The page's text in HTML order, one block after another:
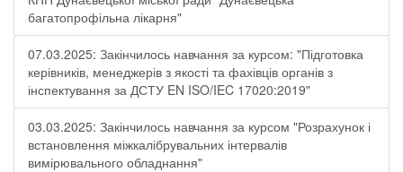
багатопрофільна лікарня"
07.03.2025: Закінчилось навчання за курсом: "Підготовка
керівників, менеджерів з якості та фахівців органів з
інспектування за ДСТУ EN ISO/IEC 17020:2019"
03.03.2025: Закінчилось навчання за курсом "Розрахунок і
встановлення міжкалібрувальних інтервалів
вимірювального обладнання"